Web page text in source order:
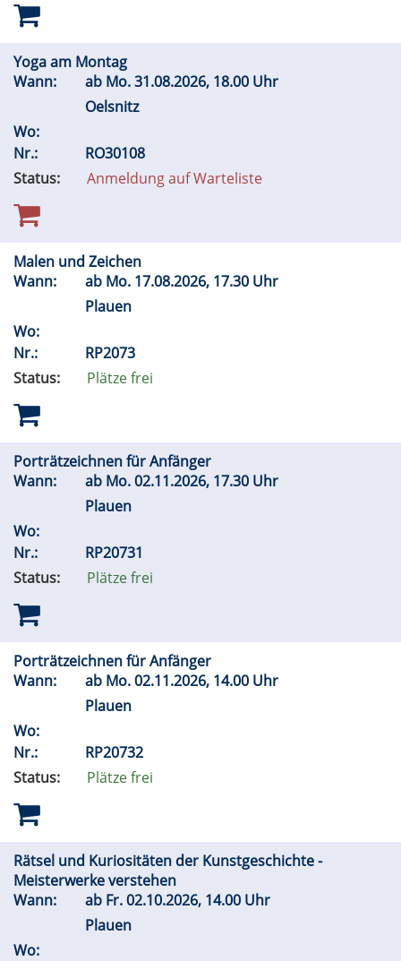
Yoga am Montag
Wann:
ab Mo.31.08.2026, 18.00 Uhr
Oelsnitz
Wo:
Nr.:
RO30108
Status:
Anmeldung auf Warteliste
Malen und Zeichen
Wann:
ab Mo. 17.08.2026, 17.30 Uhr
Plauen
Wo:
Nr.:
RP2073
Status:
Plätze frei
Porträtzeichnen für Anfänger
Wann:
ab Mo.02.11.2026, 17.30 Uhr
Plauen
Wo:
Nr.:
RP20731
Status:
Plätze frei
Porträtzeichnen für Anfänger
Wann:
ab Mo.02.11.2026, 14.00 Uhr
Plauen
Wo:
Nr.:
RP20732
Status:
Plätze frei
Rätsel und Kuriositäten der Kunstgeschichte -
Meisterwerke verstehen
Wann:
ab Fr.02.10.2026, 14.00 Uhr
Plauen
Wo: